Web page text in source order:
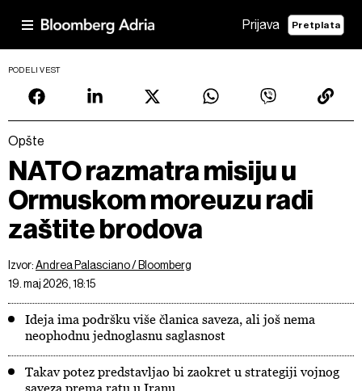
Prijava Pretplata
PODELI VEST
Opšte
NATO razmatra misiju u
Ormuskom moreuzu radi
zaštite brodova
Izvor:Andrea Palasciano / Bloomberg
19. maj 2026, 18:15
Ideja ima podršku više članica saveza, ali još nema
neophodnu jednoglasnu saglasnost
Takav potez predstavljao bi zaokret u strategiji vojnog
saveza prema ratu u Iranu